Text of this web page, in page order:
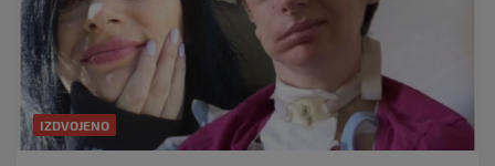
IZDVOJENO